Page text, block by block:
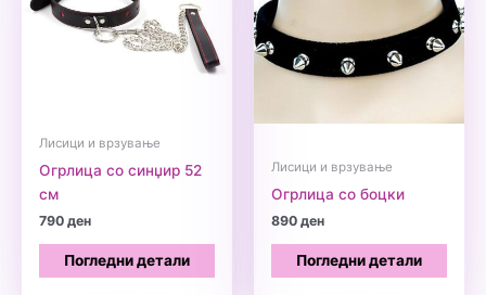
Лисици и врзување
Огрлица со синџир 52
см
790ден
Погледни детали
Лисици и врзување
Огрлица со боцки
890ден
Погледни детали